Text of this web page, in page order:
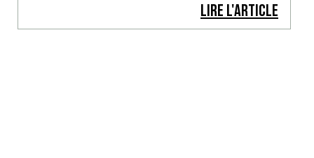
LIRE L'ARTICLE